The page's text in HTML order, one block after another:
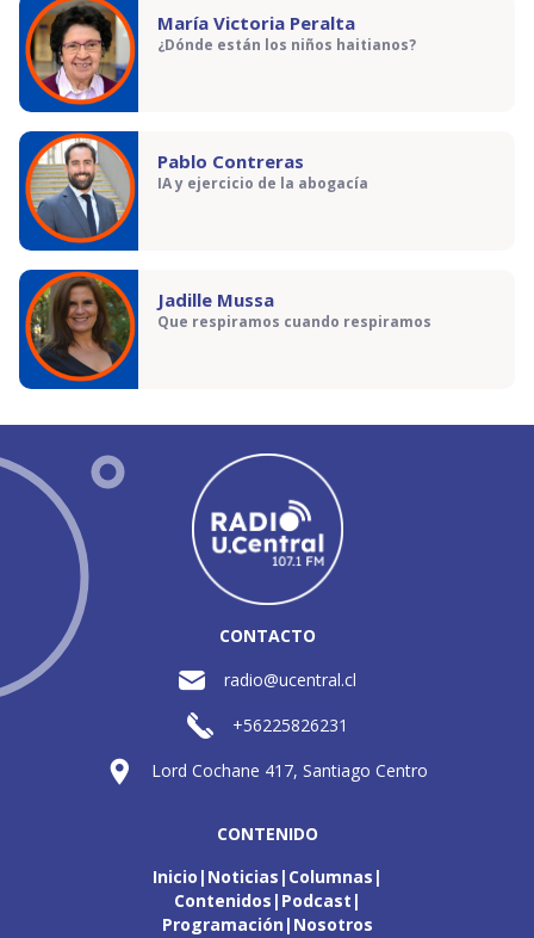
María Victoria Peralta
¿Dónde están los niños haitianos?
Pablo Contreras
IA y ejercicio de la abogacía
Jadille Mussa
Que respiramos cuando respiramos
CONTACTO
radio@ucentral.cl
+56225826231
Lord Cochane 417, Santiago Centro
CONTENIDO
Inicio Noticias Columnas
Contenidos Podcast
Programación Nosotros